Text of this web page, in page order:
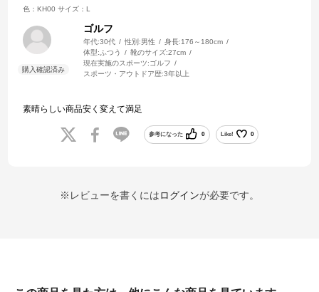
色：KH00 サイズ：L
ゴルフ
年代:30代 性別:男性 身長:176～180cm
体型: ふつう 靴のサイズ:27cm
現在実施のスポーツ:ゴルフ
スポーツ・アウトドア歴:3年以上
素晴らしい商品安く変えて満足
参考になった 0 Like! 0
※レビューを書くにはログインが必要です。